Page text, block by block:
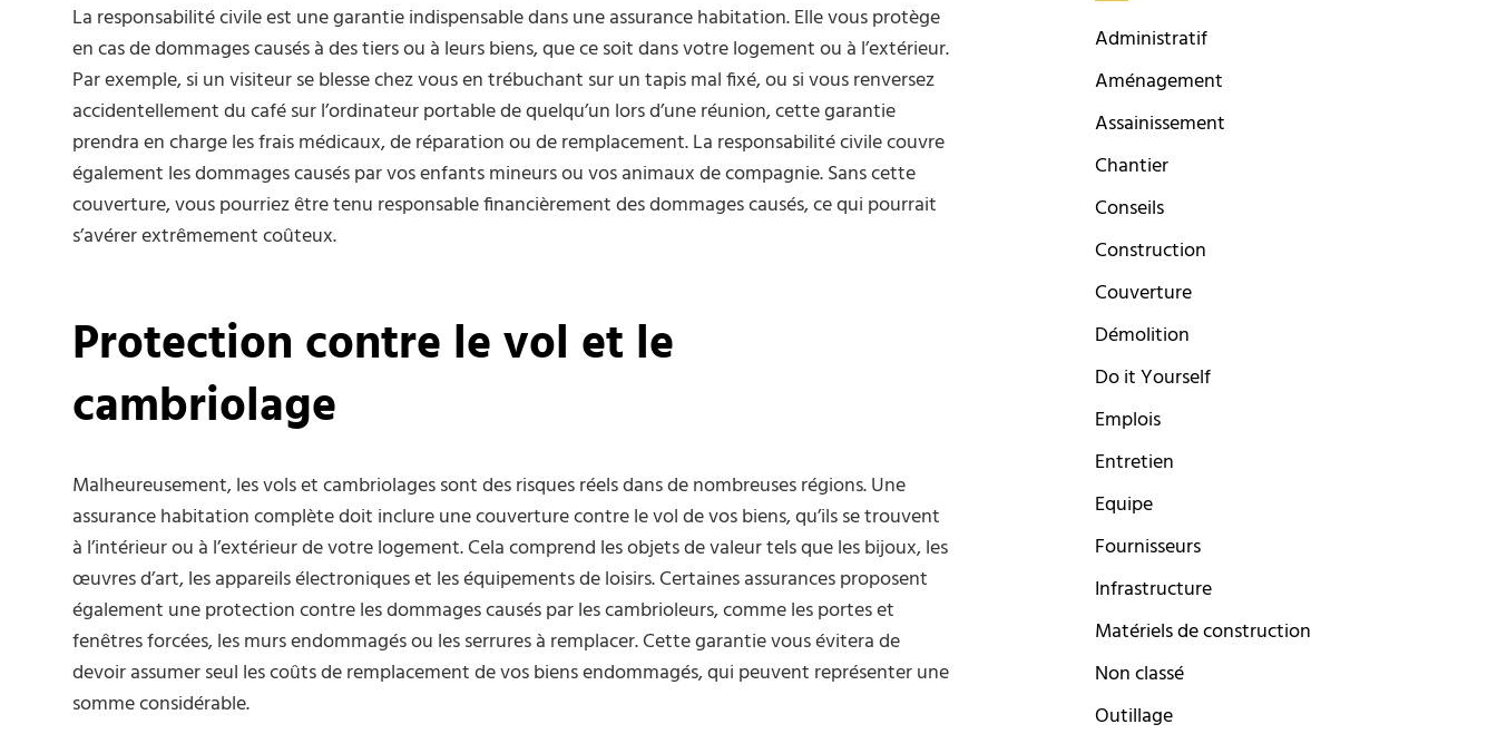
La responsabilité civile est une garantie indispensable dans une assurance habitation. Elle vous protège
en cas de dommages causés à des tiers ou à leurs biens, que ce soit dans votre logement ou à l’extérieur.
Par exemple, si un visiteur se blesse chez vous en trébuchant sur un tapis mal fixé, ou si vous renversez
accidentellement du café sur l’ordinateur portable de quelqu’un lors d’une réunion, cette garantie
prendra en charge les frais médicaux, de réparation ou de remplacement. La responsabilité civile couvre
également les dommages causés par vos enfants mineurs ou vos animaux de compagnie. Sans cette
couverture, vous pourriez être tenu responsable financièrement des dommages causés, ce qui pourrait
s’avérer extrêmement coûteux.
Protection contre le vol et le
cambriolage
Malheureusement, les vols et cambriolages sont des risques réels dans de nombreuses régions. Une
assurance habitation complète doit inclure une couverture contre le vol de vos biens, qu’ils se trouvent
à l’intérieur ou à l’extérieur de votre logement. Cela comprend les objets de valeur tels que les bijoux, les
œuvres d’art, les appareils électroniques et les équipements de loisirs. Certaines assurances proposent
également une protection contre les dommages causés par les cambrioleurs, comme les portes et
fenêtres forcées, les murs endommagés ou les serrures à remplacer. Cette garantie vous évitera de
devoir assumer seul les coûts de remplacement de vos biens endommagés, qui peuvent représenter une
somme considérable.
Administratif
Aménagement
Assainissement
Chantier
Conseils
Construction
Couverture
Démolition
Do it Yourself
Emplois
Entretien
Equipe
Fournisseurs
Infrastructure
Matériels de construction
Non classé
Outillage